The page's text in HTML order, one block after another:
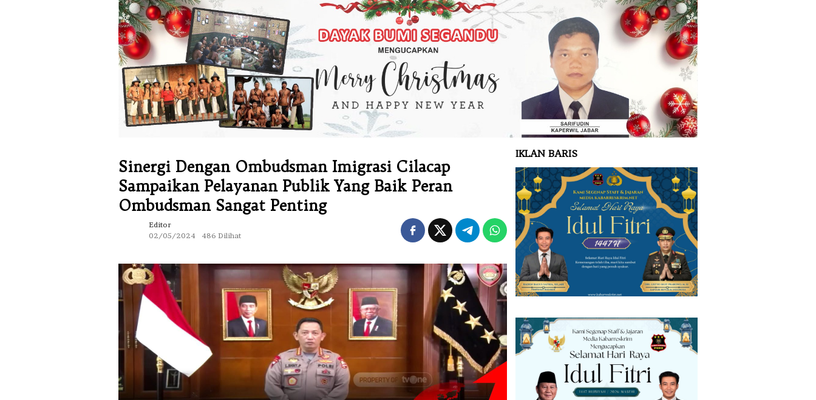
Sinergi Dengan Ombudsman Imigrasi Cilacap
Sampaikan Pelayanan Publik Yang Baik Peran
Ombudsman Sangat Penting
Editor
02/05/2024
486 Dilihat
IKLAN BARIS